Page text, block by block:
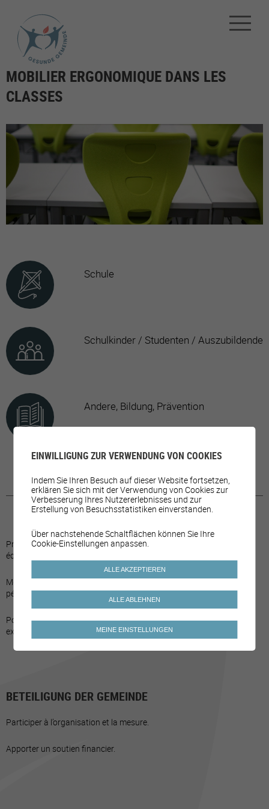
MOBILIER ERGONOMIQUE DANS LES
CLASSES
Schule
Schulkinder / Studenten / Auszubildende
Andere, Bildung, Prävention
Prise en compte des aspects ergonomiques pour les nouveaux
équipements en mobilier pour les élèves.
Mobilier modulable qui s'adapte aux nouveaux concepts
pédagogiques.
Possibilités de moduler la classe pour des travaux en groupe par
exemple.
BETEILIGUNG DER GEMEINDE
Participer à l’organisation et la mesure.
Apporter un soutien financier.
EINWILLIGUNG ZUR VERWENDUNG VON COOKIES
Indem Sie Ihren Besuch auf dieser Website fortsetzen,
erklären Sie sich mit der Verwendung von Cookies zur
Verbesserung Ihres Nutzererlebnisses und zur
Erstellung von Besuchsstatistiken einverstanden.
Über nachstehende Schaltflächen können Sie Ihre
Cookie-Einstellungen anpassen.
ALLE AKZEPTIEREN
ALLE ABLEHNEN
MEINE EINSTELLUNGEN